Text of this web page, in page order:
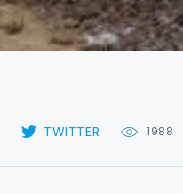
TWITTER 1988